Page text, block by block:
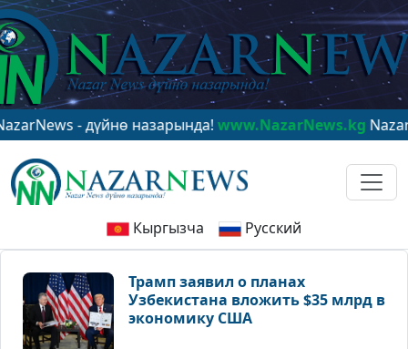
- дүйнө назарында!www.NazarNews.kgNazarNews
Кыргызча Русский
Трамп заявил о планах
Узбекистана вложить $35 млрд в
экономику США